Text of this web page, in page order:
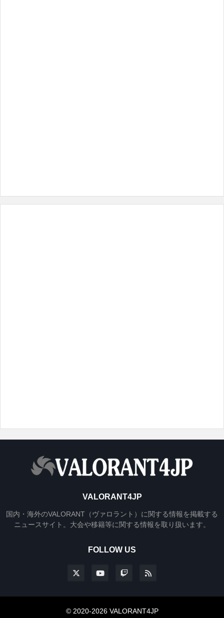
VALORANT4JP
国内・海外のVALORANT（ヴァロラント）に関する情報を掲載する
ニュースサイト。大会や移籍等に関する情報を取り扱います。
FOLLOW US
© 2020-2026 VALORANT4JP